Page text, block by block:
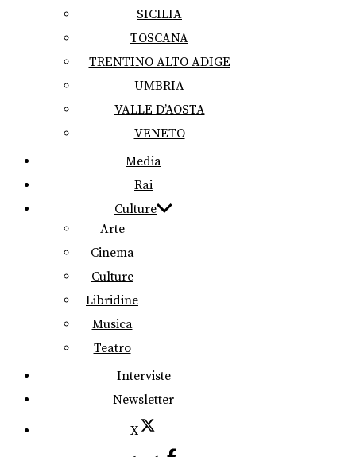
SICILIA
TOSCANA
TRENTINO ALTO ADIGE
UMBRIA
VALLE D’AOSTA
VENETO
Media
Rai
Culture
Arte
Cinema
Culture
Libridine
Musica
Teatro
Interviste
Newsletter
X